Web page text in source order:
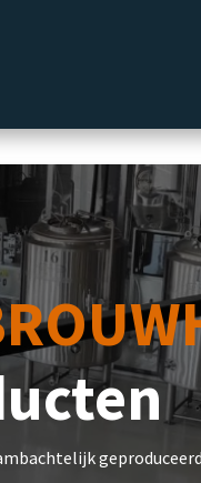
geproduceerd